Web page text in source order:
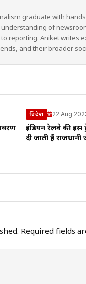
graduate with
of
reporting. Aniket writes
and their broader
विदेश 22 Aug
इंडियन रेलवे की इस
दी जाती हैं राजधानी
Required fields